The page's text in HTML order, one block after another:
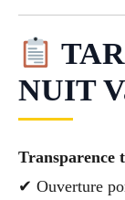
NUIT
Transparence
✔ Ouverture